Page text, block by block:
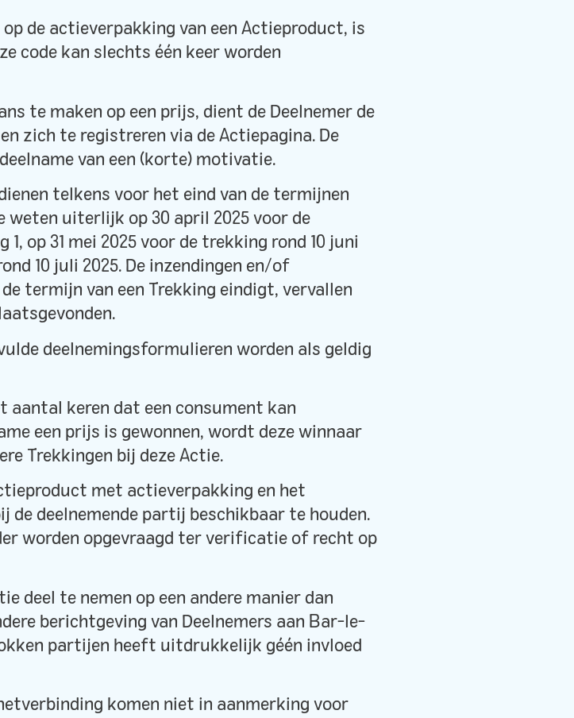
op de actieverpakking van een Actieproduct, is
code kan slechts één keer worden
te maken op een prijs, dient de Deelnemer de
zich te registreren via de Actiepagina. De
van een (korte) motivatie.
telkens voor het eind van de termijnen
weten uiterlijk op 30 april 2025 voor de
op 31 mei 2025 voor de trekking rond 10 juni
10 juli 2025. De inzendingen en/of
termijn van een Trekking eindigt, vervallen
deelnemingsformulieren worden als geldig
aantal keren dat een consument kan
een prijs is gewonnen, wordt deze winnaar
Trekkingen bij deze Actie.
met actieverpakking en het
de deelnemende partij beschikbaar te houden.
worden opgevraagd ter verificatie of recht op
deel te nemen op een andere manier dan
berichtgeving van Deelnemers aan Bar-le-
partijen heeft uitdrukkelijk géén invloed
komen niet in aanmerking voor